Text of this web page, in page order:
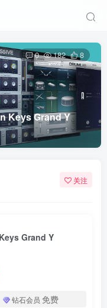
Keys Grand Y
0 182 8
关注
Grand Y
钻石会员 免费